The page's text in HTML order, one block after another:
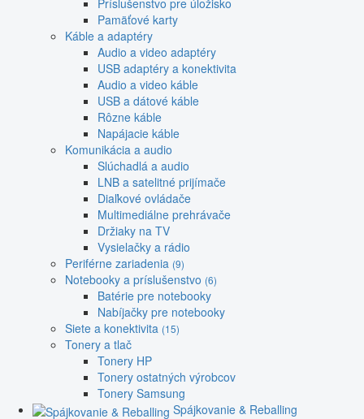
Príslušenstvo pre úložisko
Pamäťové karty
Káble a adaptéry
Audio a video adaptéry
USB adaptéry a konektivita
Audio a video káble
USB a dátové káble
Rôzne káble
Napájacie káble
Komunikácia a audio
Slúchadlá a audio
LNB a satelitné prijímače
Diaľkové ovládače
Multimediálne prehrávače
Držiaky na TV
Vysielačky a rádio
Periférne zariadenia (9)
Notebooky a príslušenstvo (6)
Batérie pre notebooky
Nabíjačky pre notebooky
Siete a konektivita (15)
Tonery a tlač
Tonery HP
Tonery ostatných výrobcov
Tonery Samsung
Spájkovanie & Reballing